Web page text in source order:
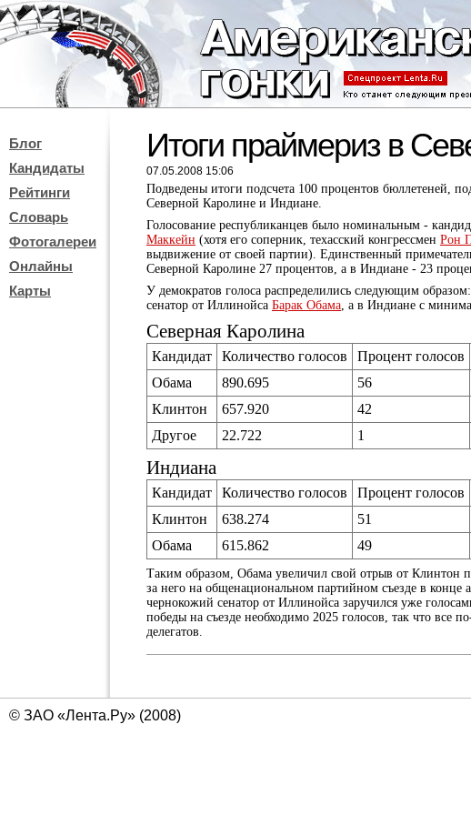
Блог
Кандидаты
Рейтинги
Словарь
Фотогалереи
Онлайны
Карты
Итоги праймериз в
07.05.2008 15:06
Подведены итоги подсчета 100 процентов бюллетеней,
Северной Каролине и Индиане.
Голосование республиканцев было номинальным -
Маккейн (хотя его соперник, техасский конгрессмен Рон
выдвижение от своей партии). Единственный
Северной Каролине 27 процентов, а в Индиане - 23
У демократов голоса распределились следующим
сенатор от Иллинойса Барак Обама, а в Индиане с
Северная Каролина
Кандидат Количество голосов Процент голосов
Обама
890.695 56
Клинтон
657.920 42
Другое
22.722 1
Индиана
Кандидат Количество голосов Процент голосов
Клинтон
638.274 51
Обама
615.862 49
Таким образом, Обама увеличил свой отрыв от Клинтон
за него на общенациональном партийном съезде в
чернокожий сенатор от Иллинойса заручился уже
победы на съезде необходимо 2025 голосов, так что все
делегатов.
© ЗАО «Лента.Ру» (2008)